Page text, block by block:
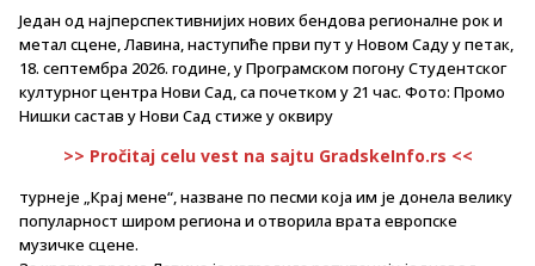
Један од најперспективнијих нових бендова регионалне рок и
метал сцене, Лавина, наступиће први пут у Новом Саду у петак,
18. септембра 2026. године, у Програмском погону Студентског
културног центра Нови Сад, са почетком у 21 час. Фото: Промо
Нишки састав у Нови Сад стиже у оквиру
>> Pročitaj celu vest na sajtu GradskeInfo.rs <<
турнеје „Крај мене“, назване по песми која им је донела велику
популарност широм региона и отворила врата европске
музичке сцене.